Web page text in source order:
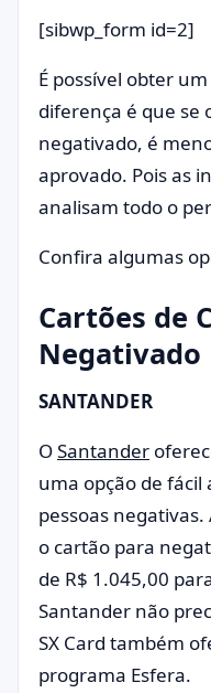
[sibwp_form id=2]
É possível obter
diferença é que se
negativado, é
aprovado. Pois as
analisam todo o
Confira algumas
Cartões de
Negativado
SANTANDER
OSantander
uma opção de
pessoas
o cartão para
de R$ 1.045,00
Santander não
SX Card também
programa Esfera.